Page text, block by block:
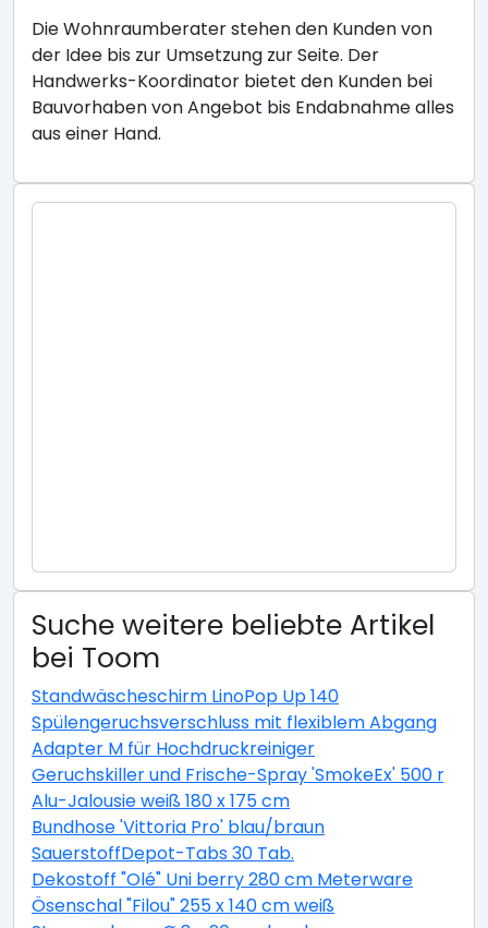
Die Wohnraumberater stehen den Kunden von
der Idee bis zur Umsetzung zur Seite. Der
Handwerks-Koordinator bietet den Kunden bei
Bauvorhaben von Angebot bis Endabnahme alles
aus einer Hand.
Suche weitere beliebte Artikel
bei Toom
Standwäscheschirm LinoPop Up 140
Spülengeruchsverschluss mit flexiblem Abgang
Adapter M für Hochdruckreiniger
Geruchskiller und Frische-Spray 'SmokeEx' 500 ml
Alu-Jalousie weiß 180 x 175 cm
Bundhose 'Vittoria Pro' blau/braun
SauerstoffDepot-Tabs 30 Tab.
Dekostoff "Olé" Uni berry 280 cm Meterware
Ösenschal "Filou" 255 x 140 cm weiß